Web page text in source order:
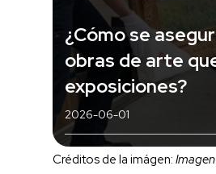
¿Cómo se
obras de arte
exposiciones?
2026-06-01
Créditos de la imágen: